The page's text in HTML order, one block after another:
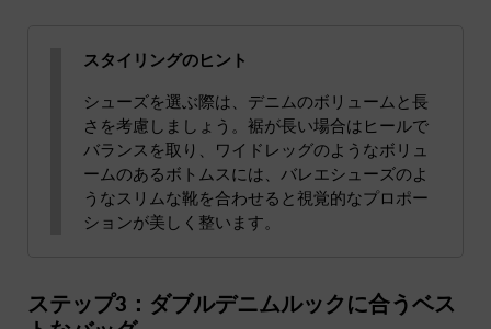
スタイリングのヒント
シューズを選ぶ際は、デニムのボリュームと長
さを考慮しましょう。裾が長い場合はヒールで
バランスを取り、ワイドレッグのようなボリュ
ームのあるボトムスには、バレエシューズのよ
うなスリムな靴を合わせると視覚的なプロポー
ションが美しく整います。
ステップ3：ダブルデニムルックに合うベス